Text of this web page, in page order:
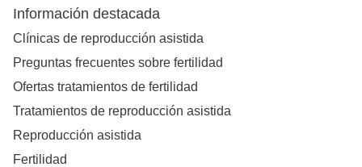
Información destacada
Clínicas de reproducción asistida
Preguntas frecuentes sobre fertilidad
Ofertas tratamientos de fertilidad
Tratamientos de reproducción asistida
Reproducción asistida
Fertilidad